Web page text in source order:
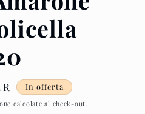
In offerta
calcolate al check-out.